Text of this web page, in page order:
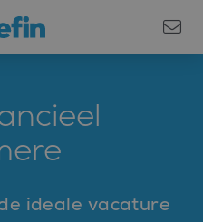
ideale vacature